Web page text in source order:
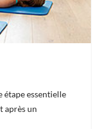
étape essentielle
après un